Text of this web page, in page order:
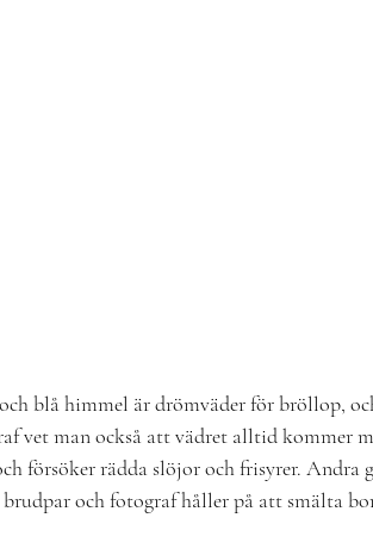
blå himmel är drömväder för bröllop,
vet man också att vädret alltid kommer
försöker rädda slöjor och frisyrer.
brudpar och fotograf håller på att smälta